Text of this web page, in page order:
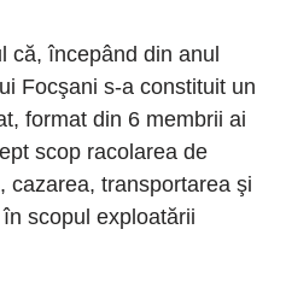
că, începând din anul
Focşani s-a constituit un
format din 6 membrii ai
scop racolarea de
cazarea, transportarea şi
scopul exploatării